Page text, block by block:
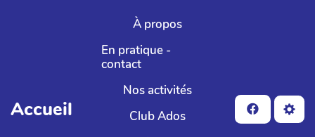
Aller au contenu principal
Accueil
À propos
En pratique -
contact
Nos activités
Club Ados